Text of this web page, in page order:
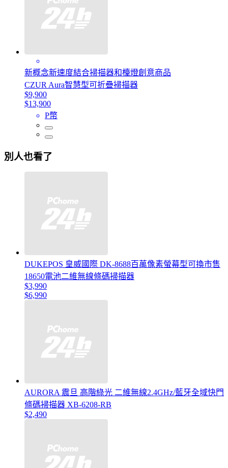
新概念新速度結合掃描器和檯燈創意商品
CZUR Aura智慧型可折疊掃描器
$9,900
$13,900
P幣
別人也看了
DUKEPOS 皇威國際 DK-8688百萬像素螢幕型可換市售
18650電池二維無線條碼掃描器
$3,990
$6,990
AURORA 震旦 高階綠光 二維無線2.4GHz/藍牙全域快門
條碼掃描器 XB-6208-RB
$2,490